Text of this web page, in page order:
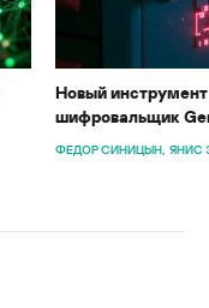
Новый
шифровальщик
ФЕДОР СИНИЦЫН ЯНИС